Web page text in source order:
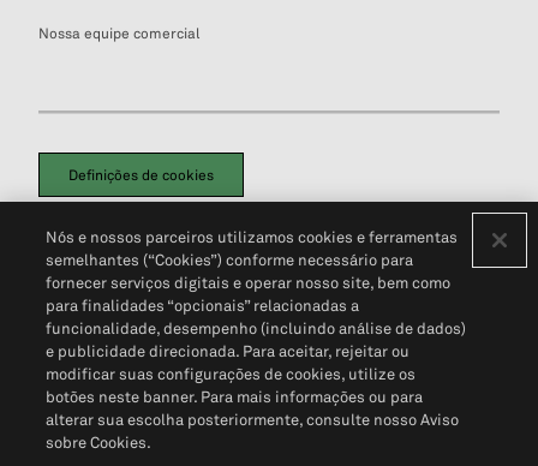
Nossa equipe comercial
Definições de cookies
Política de PrivacidadePortal de privacidade do cliente (em inglês)
Não Venda Minhas Informações Pessoais© 2026 S&P Global
Nós e nossos parceiros utilizamos cookies e ferramentas
semelhantes (“Cookies”) conforme necessário para
fornecer serviços digitais e operar nosso site, bem como
para finalidades “opcionais” relacionadas a
funcionalidade, desempenho (incluindo análise de dados)
e publicidade direcionada. Para aceitar, rejeitar ou
modificar suas configurações de cookies, utilize os
botões neste banner. Para mais informações ou para
alterar sua escolha posteriormente, consulte nosso Aviso
sobre Cookies.